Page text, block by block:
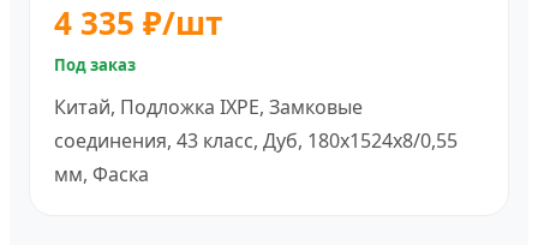
4 335 ₽/шт
Под заказ
Китай, Подложка IXPE, Замковые
соединения, 43 класс, Дуб, 180х1524х8/0,55
мм, Фаска